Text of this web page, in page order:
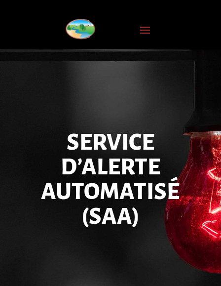
SERVICE
D’ALERTE
AUTOMATISÉ
(SAA)
L'INFOLETTRE
Nom